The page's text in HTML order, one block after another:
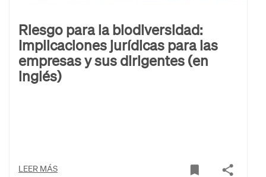
Riesgo para la biodiversidad:
Implicaciones jurídicas para las
empresas y sus dirigentes (en
inglés)
LEER MÁS